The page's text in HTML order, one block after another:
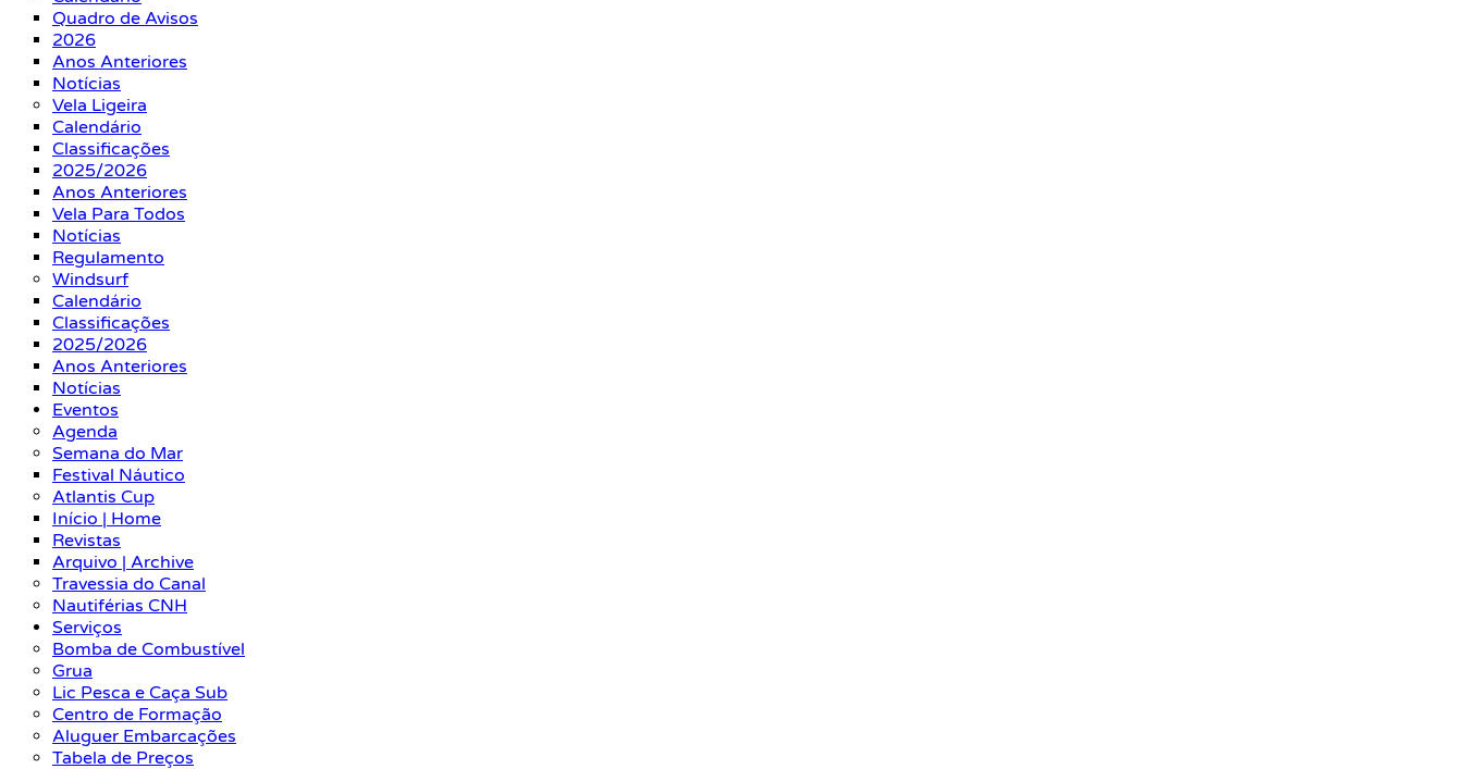
Quadro de Avisos
2026
Anos Anteriores
Notícias
Vela Ligeira
Calendário
Classificações
2025/2026
Anos Anteriores
Vela Para Todos
Notícias
Regulamento
Windsurf
Calendário
Classificações
2025/2026
Anos Anteriores
Notícias
Eventos
Agenda
Semana do Mar
Festival Náutico
Atlantis Cup
Início | Home
Revistas
Arquivo | Archive
Travessia do Canal
Nautiférias CNH
Serviços
Bomba de Combustível
Grua
Lic Pesca e Caça Sub
Centro de Formação
Aluguer Embarcações
Tabela de Preços